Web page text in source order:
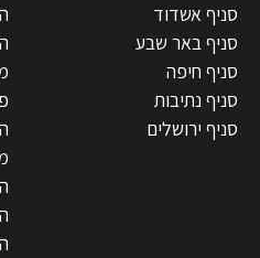
סניף אשדוד
סניף באר שבע
סניף חיפה
סניף נתיבות
סניף ירושלים